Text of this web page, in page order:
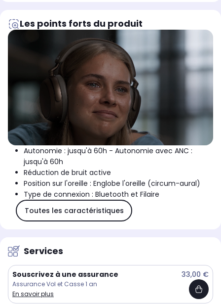
Les points forts du produit
Autonomie : jusqu'à 60h - Autonomie avec ANC :
jusqu'à 60h
Réduction de bruit active
Position sur l'oreille : Englobe l'oreille (circum-aural)
Type de connexion : Bluetooth et Filaire
Toutes les caractéristiques
Services
Souscrivez à une assurance 33,00 €
Assurance Vol et Casse 1 an
En savoir plus